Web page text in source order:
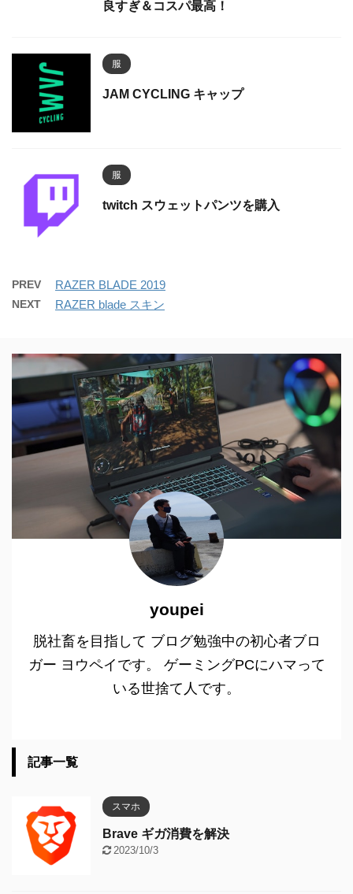
良すぎ＆コスパ最高！
服
JAM CYCLING キャップ
服
twitch スウェットパンツを購入
PREV RAZER BLADE 2019
NEXT RAZER blade スキン
youpei
脱社畜を目指して ブログ勉強中の初心者ブロ
ガー ヨウペイです。 ゲーミングPCにハマって
いる世捨て人です。
記事一覧
スマホ
Brave ギガ消費を解決
2023/10/3